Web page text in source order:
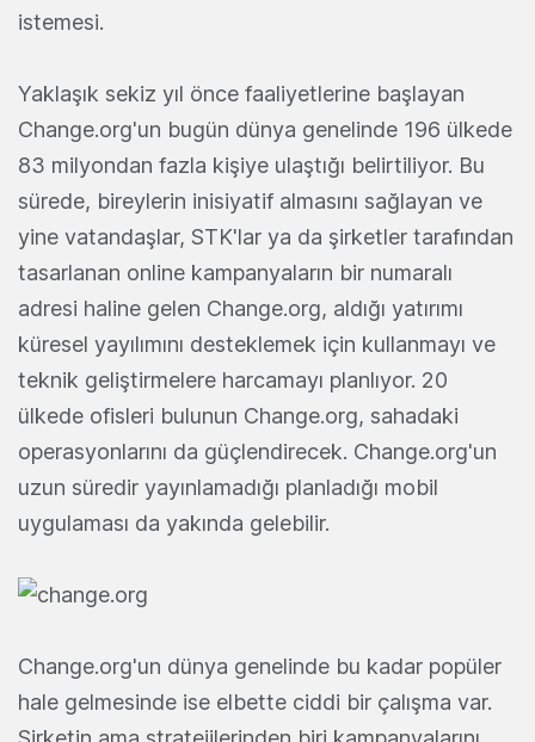
istemesi.
Yaklaşık sekiz yıl önce faaliyetlerine başlayan
Change.org'un bugün dünya genelinde 196 ülkede
83 milyondan fazla kişiye ulaştığı belirtiliyor. Bu
sürede, bireylerin inisiyatif almasını sağlayan ve
yine vatandaşlar, STK'lar ya da şirketler tarafından
tasarlanan online kampanyaların bir numaralı
adresi haline gelen Change.org, aldığı yatırımı
küresel yayılımını desteklemek için kullanmayı ve
teknik geliştirmelere harcamayı planlıyor. 20
ülkede ofisleri bulunun Change.org, sahadaki
operasyonlarını da güçlendirecek. Change.org'un
uzun süredir yayınlamadığı planladığı mobil
uygulaması da yakında gelebilir.
Change.org'un dünya genelinde bu kadar popüler
hale gelmesinde ise elbette ciddi bir çalışma var.